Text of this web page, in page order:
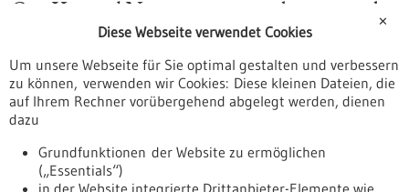
CureVac und Novartis unterzeichnen initiale
Vereinbarung zur Produktion des COVID-19-
Impfstoffkandidaten CVnCoV
CureVac N.V., ein globales biopharmazeutisches
Unternehmen, das in klinischen Studien eine neue Klasse von
transformativen Medikamenten auf der Basis von Messenger-
bekannt, dass sie eine initiale Vereinbarung zur Herstellung
des COVID-19-Impfstoffkandidaten von CureVac, CVnCoV,
✕
Diese Webseite verwendet Cookies
Um unsere Webseite für Sie optimal gestalten und verbessern
zu können, verwenden wir Cookies: Diese kleinen Dateien, die
auf Ihrem Rechner vorübergehend abgelegt werden, dienen
dazu
Grundfunktionen der Website zu ermöglichen
(„Essentials“)
in der Website integrierte Drittanbieter-Elemente wie